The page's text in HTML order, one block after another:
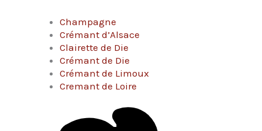
Champagne
Crémant d’Alsace
Clairette de Die
Crémant de Die
Crémant de Limoux
Cremant de Loire